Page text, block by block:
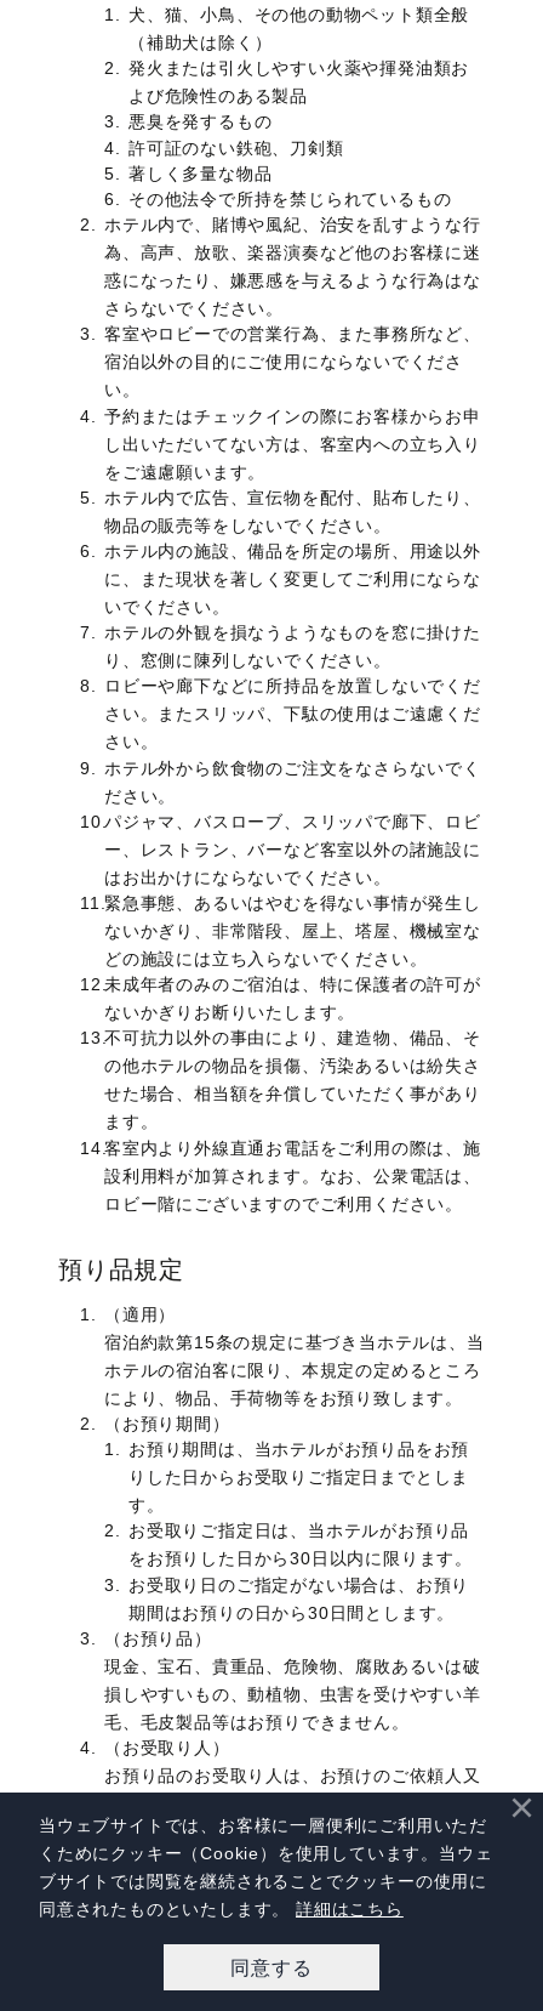
レストラン予約
当ウェブサイトでは、お客様に一層便利にご利用いただ
くためにクッキー（Cookie）を使用しています。当ウェ
ブサイトでは閲覧を継続されることでクッキーの使用に
同意されたものといたします。詳細はこちら
同意する
×
犬、猫、小鳥、その他の動物ペット類全般
（補助犬は除く）
発火または引火しやすい火薬や揮発油類お
よび危険性のある製品
悪臭を発するもの
許可証のない鉄砲、刀剣類
著しく多量な物品
その他法令で所持を禁じられているもの
ホテル内で、賭博や風紀、治安を乱すような行
為、高声、放歌、楽器演奏など他のお客様に迷
惑になったり、嫌悪感を与えるような行為はな
さらないでください。
客室やロビーでの営業行為、また事務所など、
宿泊以外の目的にご使用にならないでくださ
い。
予約またはチェックインの際にお客様からお申
し出いただいてない方は、客室内への立ち入り
をご遠慮願います。
ホテル内で広告、宣伝物を配付、貼布したり、
物品の販売等をしないでください。
ホテル内の施設、備品を所定の場所、用途以外
に、また現状を著しく変更してご利用にならな
いでください。
ホテルの外観を損なうようなものを窓に掛けた
り、窓側に陳列しないでください。
ロビーや廊下などに所持品を放置しないでくだ
さい。またスリッパ、下駄の使用はご遠慮くだ
さい。
ホテル外から飲食物のご注文をなさらないでく
ださい。
パジャマ、バスローブ、スリッパで廊下、ロビ
ー、レストラン、バーなど客室以外の諸施設に
はお出かけにならないでください。
緊急事態、あるいはやむを得ない事情が発生し
ないかぎり、非常階段、屋上、塔屋、機械室な
どの施設には立ち入らないでください。
未成年者のみのご宿泊は、特に保護者の許可が
ないかぎりお断りいたします。
不可抗力以外の事由により、建造物、備品、そ
の他ホテルの物品を損傷、汚染あるいは紛失さ
せた場合、相当額を弁償していただく事があり
ます。
客室内より外線直通お電話をご利用の際は、施
設利用料が加算されます。なお、公衆電話は、
ロビー階にございますのでご利用ください。
預り品規定
（適用）
宿泊約款第15条の規定に基づき当ホテルは、当
ホテルの宿泊客に限り、本規定の定めるところ
により、物品、手荷物等をお預り致します。
（お預り期間）
お預り期間は、当ホテルがお預り品をお預
りした日からお受取りご指定日までとしま
す。
お受取りご指定日は、当ホテルがお預り品
をお預りした日から30日以内に限ります。
お受取り日のご指定がない場合は、お預り
期間はお預りの日から30日間とします。
（お預り品）
現金、宝石、貴重品、危険物、腐敗あるいは破
損しやすいもの、動植物、虫害を受けやすい羊
毛、毛皮製品等はお預りできません。
（お受取り人）
お預り品のお受取り人は、お預けのご依頼人又
者とします。
（お受取り人の確認）
お受取り人又は権限を与えられた第三者は、お
預り品のお受取りを請求なされる際、当ホテル
の係の者にお預り証をご提示ください。お受取
り人がお預けのご頼人によって指定された第三
者の場合は、お預り証のご提示は不要ですが、